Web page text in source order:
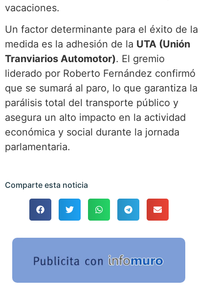
vacaciones.
Un factor determinante para el éxito de la
medida es la adhesión de la UTA (Unión
Tranviarios Automotor). El gremio
liderado por Roberto Fernández confirmó
que se sumará al paro, lo que garantiza la
parálisis total del transporte público y
asegura un alto impacto en la actividad
económica y social durante la jornada
parlamentaria.
Comparte esta noticia